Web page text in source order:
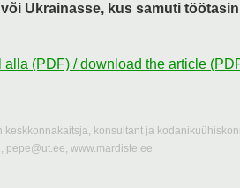
Ukrainasse, kus samuti
alla (PDF) / download the article
keskkonnakaitsja, konsultant ja
pepe@ut.ee, www.mardiste.ee